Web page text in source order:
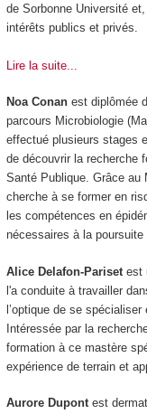
de Sorbonne Université
intérêts publics et privés.
Lire la suite...
Noa Conanest diplômée
parcours Microbiologie
effectué plusieurs stages
de découvrir la recherche
Santé Publique. Grâce au
cherche à se former en
les compétences en
nécessaires à la poursuite
Alice Delafon-Pariset est
l'a conduite à travailler
l’optique de se
Intéressée par la
formation à ce mastère
expérience de terrain et
Aurore Dupont est